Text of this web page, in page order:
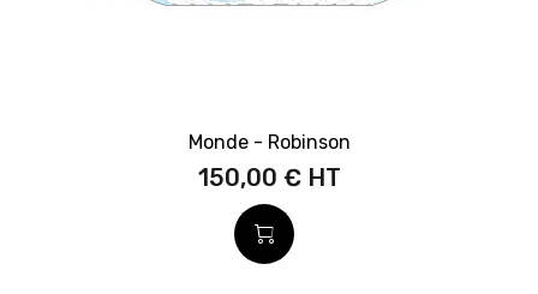
Monde - Robinson
150,00 €